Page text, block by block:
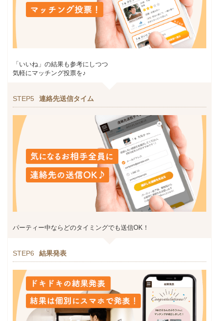
「いいね」の結果も参考にしつつ
気軽にマッチング投票を♪
STEP5 連絡先送信タイム
パーティー中ならどのタイミングでも送信OK！
STEP6 結果発表